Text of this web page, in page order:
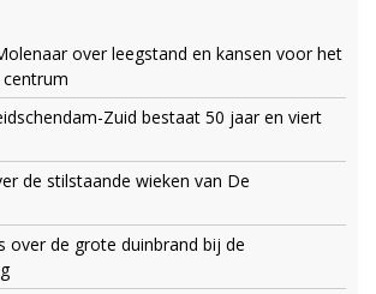
over leegstand en kansen voor het
Zuid bestaat 50 jaar en viert
de stilstaande wieken van De
over de grote duinbrand bij de